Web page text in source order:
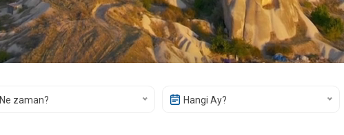
Ne zaman? Hangi Ay?